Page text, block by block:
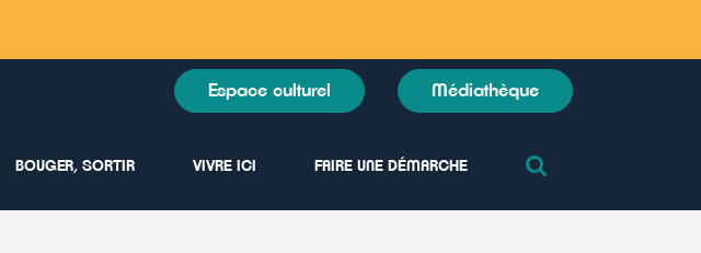
Espace culturel Médiathèque
BOUGER, SORTIR VIVRE ICI FAIRE UNE DÉMARCHE